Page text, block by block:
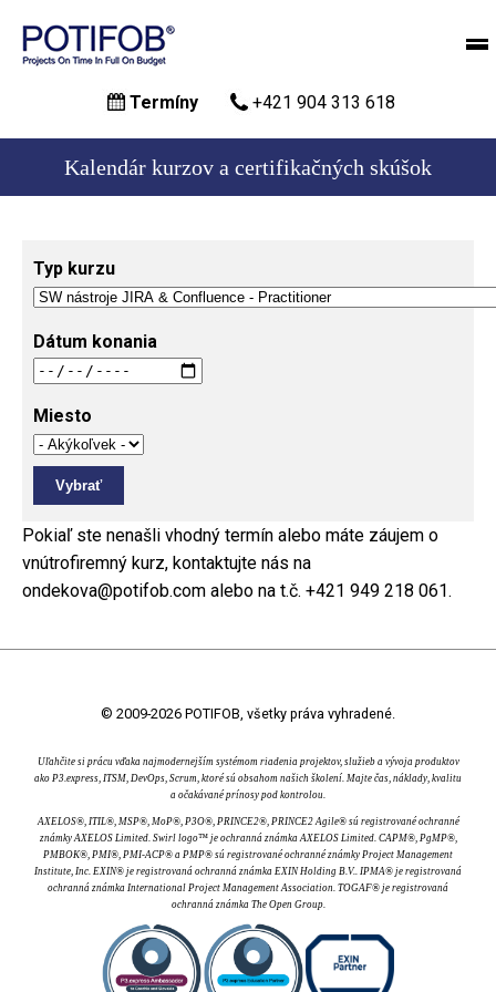
hlavný
Termíny +421 904 313 618
Kalendár kurzov a certifikačných skúšok
Typ kurzu
Dátum konania
Miesto
Pokiaľ ste nenašli vhodný termín alebo máte záujem o
vnútrofiremný kurz, kontaktujte nás na
ondekova@potifob.com alebo na t.č. +421 949 218 061.
© 2009-2026 POTIFOB, všetky práva vyhradené.
Uľahčite si prácu vďaka najmodernejším systémom riadenia projektov, služieb a vývoja produktov
ako P3.express, ITSM, DevOps, Scrum, ktoré sú obsahom našich školení. Majte čas, náklady, kvalitu
a očakávané prínosy pod kontrolou.
AXELOS®, ITIL®, MSP®, MoP®, P3O®, PRINCE2®, PRINCE2 Agile® sú registrované ochranné
známky AXELOS Limited. Swirl logo™ je ochranná známka AXELOS Limited. CAPM®, PgMP®,
PMBOK®, PMI®, PMI-ACP® a PMP® sú registrované ochranné známky Project Management
Institute, Inc. EXIN® je registrovaná ochranná známka EXIN Holding B.V.. IPMA® je registrovaná
ochranná známka International Project Management Association. TOGAF® je registrovaná
ochranná známka The Open Group.